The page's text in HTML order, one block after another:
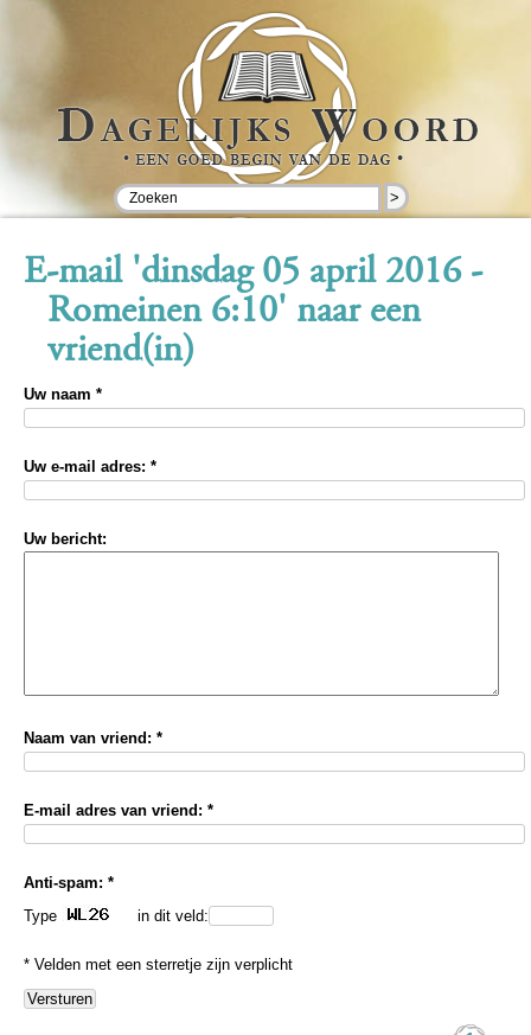
>
E-mail 'dinsdag 05 april 2016 -
Romeinen 6:10' naar een
vriend(in)
Uw naam *
Uw e-mail adres: *
Uw bericht:
Naam van vriend: *
E-mail adres van vriend: *
Anti-spam: *
Type
in dit veld:
* Velden met een sterretje zijn verplicht